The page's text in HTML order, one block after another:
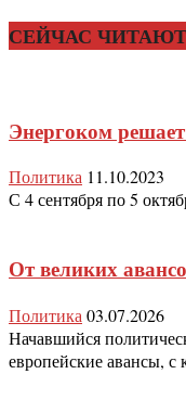
СЕЙЧАС ЧИТАЮТ
Энергоком
Политика 11.10.2023
С 4 сентября по 5
От великих
Политика 03.07.2026
Начавшийся
европейские авансы, с